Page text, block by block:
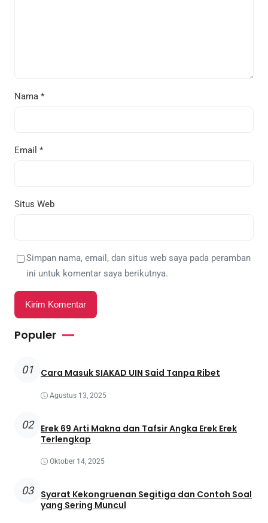
Nama *
Email *
Situs Web
Simpan nama, email, dan situs web saya pada peramban
ini untuk komentar saya berikutnya.
Populer
01 Cara Masuk SIAKAD UIN Said Tanpa Ribet
Agustus 13, 2025
02
Erek 69 Arti Makna dan Tafsir Angka Erek Erek
Terlengkap
Oktober 14, 2025
03
Syarat Kekongruenan Segitiga dan Contoh Soal
yang Sering Muncul